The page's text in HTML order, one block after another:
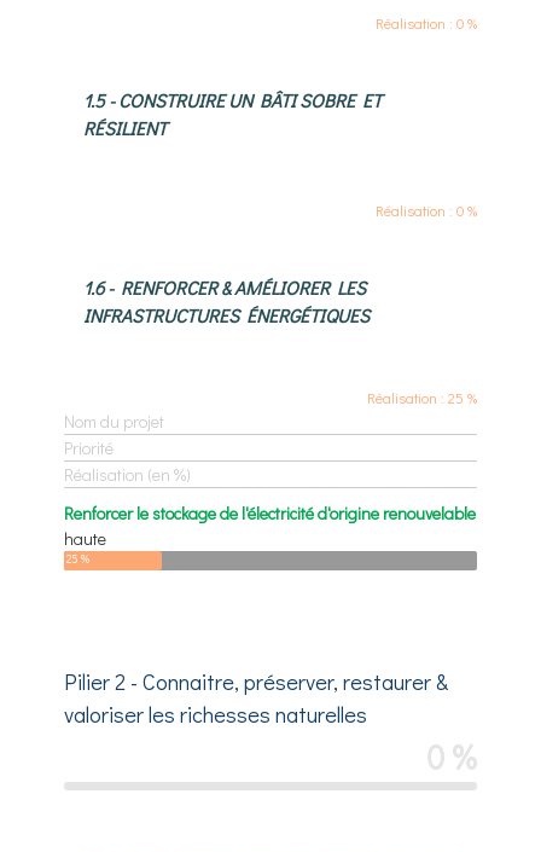
Réalisation : 0 %
1.5 - CONSTRUIRE UN BÂTI SOBRE ET
RÉSILIENT
Réalisation : 0 %
1.6 - RENFORCER & AMÉLIORER LES
INFRASTRUCTURES ÉNERGÉTIQUES
Réalisation : 25 %
Nom du projet
Priorité
Réalisation (en %)
Renforcer le stockage de l'électricité d'origine renouvelable
haute
25 %
Pilier 2 - Connaitre, préserver, restaurer &
valoriser les richesses naturelles
0 %